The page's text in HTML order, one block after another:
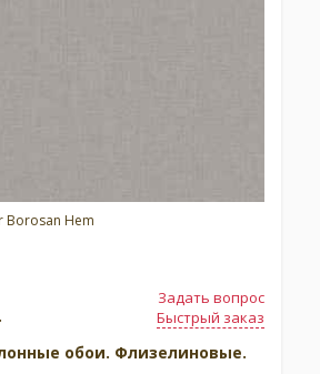
Borosan Hem
Задать вопрос
Быстрый заказ
обои. Флизелиновые.